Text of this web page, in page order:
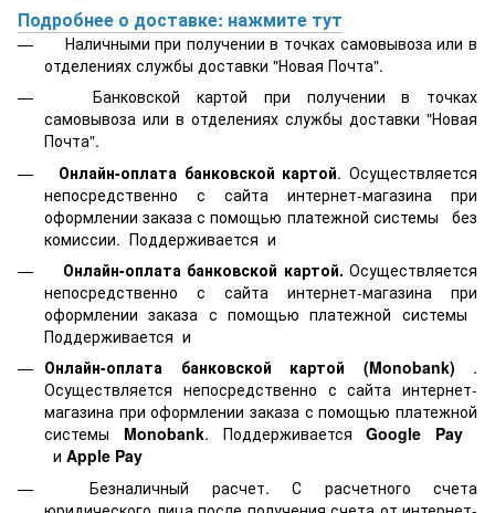
Подробнее о доставке: нажмите тут
Наличными при получении в точках самовывоза или в
отделениях службы доставки "Новая Почта".
Банковской картой при получении в точках
самовывоза или в отделениях службы доставки "Новая
Почта".
Онлайн-оплата банковской картой. Осуществляется
непосредственно с сайта интернет-магазина при
оформлении заказа с помощью платежной системы
без
комиссии. Поддерживается и
Онлайн-оплата банковской картой. Осуществляется
непосредственно с сайта интернет-магазина при
оформлении заказа с помощью платежной системы
Поддерживается и
Онлайн-оплата банковской картой
(Monobank) .
Осуществляется непосредственно с сайта интернет-
магазина при оформлении заказа с помощью платежной
системы Monobank. ПоддерживаетсяGoogle Pay
и Apple Pay
Безналичный расчет. С расчетного счета